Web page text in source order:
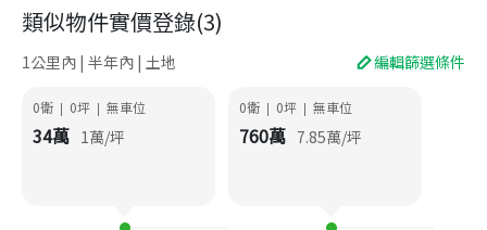
類似物件實價登錄(3)
1公里內 | 半年內 | 土地 編輯篩選條件
0衛 | 0坪 | 無車位
34萬 1萬/坪
0衛 | 0坪 | 無車位
760萬 7.85萬/坪